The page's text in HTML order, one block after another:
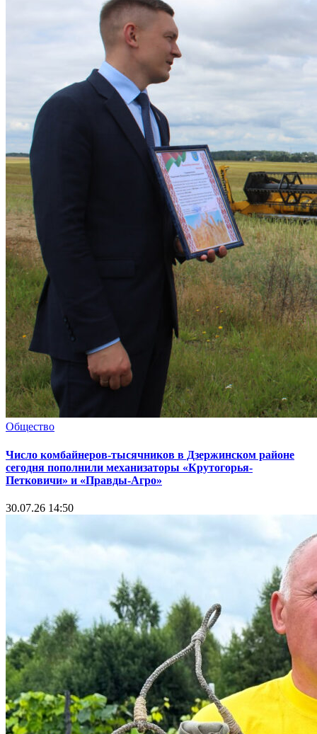
Общество
Число комбайнеров-тысячников в Дзержинском районе
сегодня пополнили механизаторы «Крутогорья-
Петковичи» и «Правды-Агро»
30.07.26 14:50